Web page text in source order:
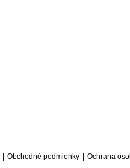
Obchodné podmienky Ochrana